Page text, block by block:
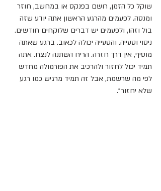
שוקל כל הזמן, רושם בפנקס או במחשב, חוזר
ומנסה. לפעמים מהרגע הראשון אתה יודע שזה
בול וזהו, ולפעמים יש דברים שלוקחים חודשים.
ניסוי וטעייה. והטעייה יכולה לכאוב. ברגע שאתה
מוסיף, אין דרך חזרה. הריח השתנה לנצח. אתה
תמיד יכול לחזור ולהרכיב את הפורמולה מחדש
לפי מה שרשמת, אבל זה תמיד מרגיש כמו רגע
שלא יחזור".